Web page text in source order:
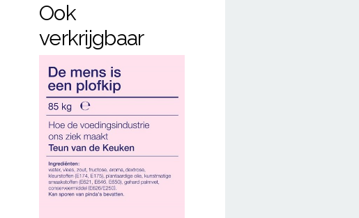
Ook
verkrijgbaar